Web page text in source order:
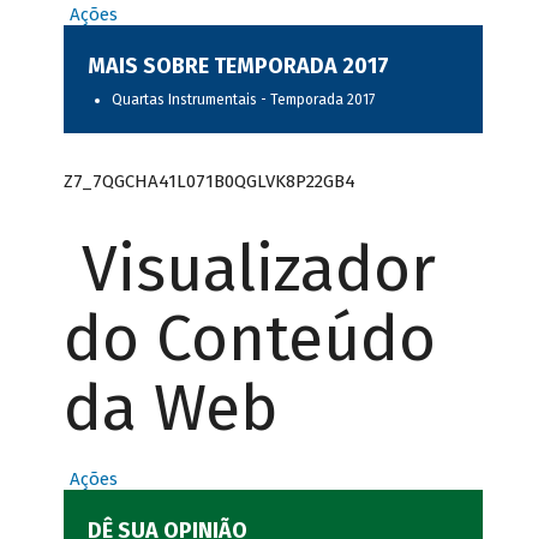
Ações
MAIS SOBRE TEMPORADA 2017
Quartas Instrumentais - Temporada 2017
Z7_7QGCHA41L071B0QGLVK8P22GB4
Visualizador
do Conteúdo
da Web
Ações
DÊ SUA OPINIÃO